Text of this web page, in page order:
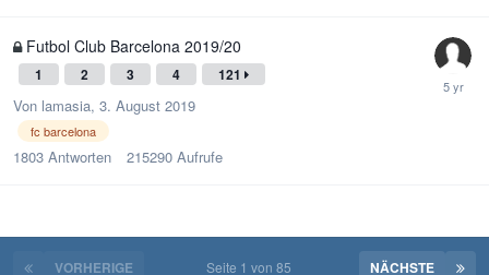
Futbol Club Barcelona 2019/20
1 2 3 4 121
Von lamasia, 3. August 2019
fc barcelona
1803 Antworten 215290 Aufrufe
VORHERIGE NÄCHSTE
Seite 1 von 85